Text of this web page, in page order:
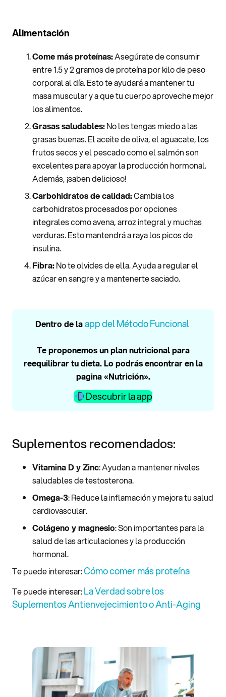
Alimentación
Come más proteínas:Asegúrate de consumir
entre 1.5 y 2 gramos de proteína por kilo de peso
corporal al día. Esto te ayudará a mantener tu
masa muscular y a que tu cuerpo aproveche mejor
los alimentos.
Grasas saludables:No les tengas miedo a las
grasas buenas. El aceite de oliva, el aguacate, los
frutos secos y el pescado como el salmón son
excelentes para apoyar la producción hormonal.
Además, ¡saben delicioso!
Carbohidratos de calidad:Cambia los
carbohidratos procesados por opciones
integrales como avena, arroz integral y muchas
verduras. Esto mantendrá a raya los picos de
insulina.
Fibra:No te olvides de ella. Ayuda a regular el
azúcar en sangre y a mantenerte saciado.
Dentro de laapp del Método Funcional
Te proponemos un plan nutricional para
reequilibrar tu dieta. Lo podrás encontrar en la
pagina «Nutrición».
Descubrir la app
Suplementos recomendados:
Vitamina D y Zinc: Ayudan a mantener niveles
saludables de testosterona.
Omega-3: Reduce la inflamación y mejora tu salud
cardiovascular.
Colágeno y magnesio: Son importantes para la
salud de las articulaciones y la producción
hormonal.
Te puede interesar:Cómo comer más proteína
Te puede interesar:La Verdad sobre los
Suplementos Antienvejecimiento o Anti-Aging